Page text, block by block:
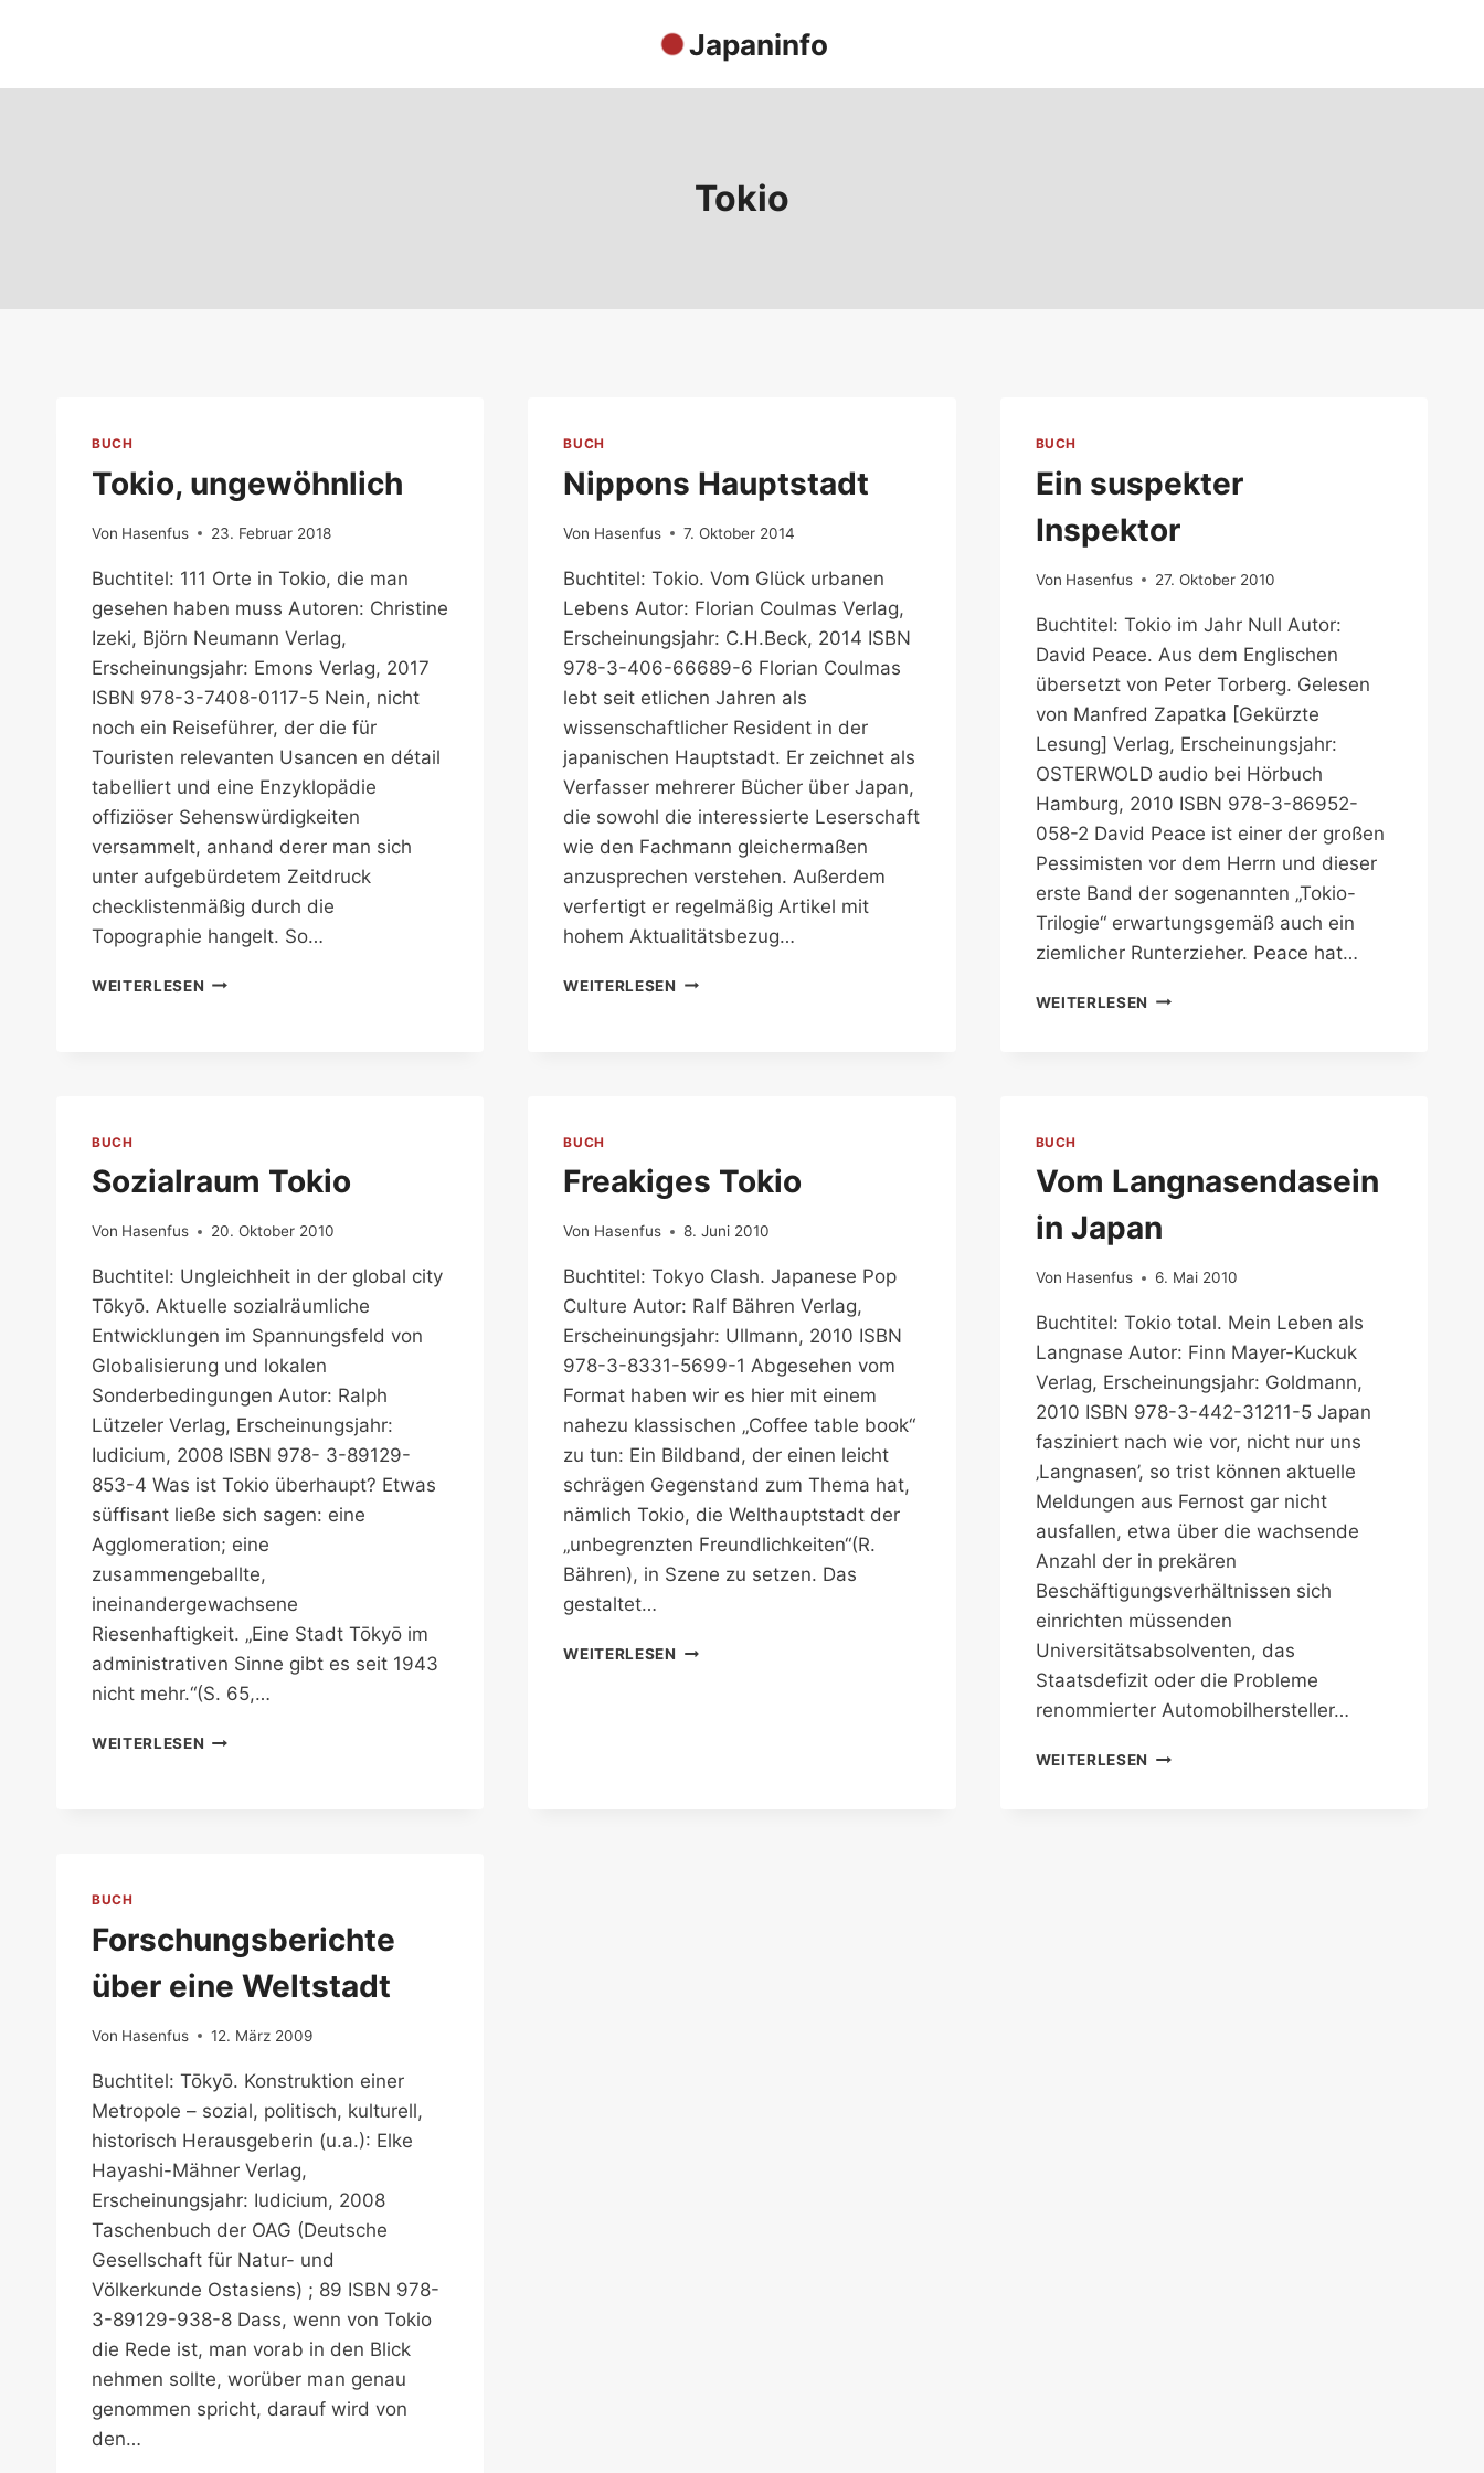
Japaninfo
Tokio
BUCH
Tokio, ungewöhnlich
Von Hasenfus 23. Februar 2018
Buchtitel: 111 Orte in Tokio, die man
gesehen haben muss Autoren: Christine
Izeki, Björn Neumann Verlag,
Erscheinungsjahr: Emons Verlag, 2017
ISBN 978-3-7408-0117-5 Nein, nicht
noch ein Reiseführer, der die für
Touristen relevanten Usancen en détail
tabelliert und eine Enzyklopädie
offiziöser Sehenswürdigkeiten
versammelt, anhand derer man sich
unter aufgebürdetem Zeitdruck
checklistenmäßig durch die
Topographie hangelt. So…
WEITERLESEN TOKIO,
BUCH
Nippons Hauptstadt
Von Hasenfus 7. Oktober 2014
Buchtitel: Tokio. Vom Glück urbanen
Lebens Autor: Florian Coulmas Verlag,
Erscheinungsjahr: C.H.Beck, 2014 ISBN
978-3-406-66689-6 Florian Coulmas
lebt seit etlichen Jahren als
wissenschaftlicher Resident in der
japanischen Hauptstadt. Er zeichnet als
Verfasser mehrerer Bücher über Japan,
die sowohl die interessierte Leserschaft
wie den Fachmann gleichermaßen
anzusprechen verstehen. Außerdem
verfertigt er regelmäßig Artikel mit
hohem Aktualitätsbezug…
WEITERLESEN NIPPONS
BUCH
Ein suspekter
Inspektor
Von Hasenfus 27. Oktober 2010
Buchtitel: Tokio im Jahr Null Autor:
David Peace. Aus dem Englischen
übersetzt von Peter Torberg. Gelesen
von Manfred Zapatka [Gekürzte
Lesung] Verlag, Erscheinungsjahr:
OSTERWOLD audio bei Hörbuch
Hamburg, 2010 ISBN 978-3-86952-
058-2 David Peace ist einer der großen
Pessimisten vor dem Herrn und dieser
erste Band der sogenannten „Tokio-
Trilogie“ erwartungsgemäß auch ein
ziemlicher Runterzieher. Peace hat…
WEITERLESEN EIN
BUCH
Sozialraum Tokio
Von Hasenfus 20. Oktober 2010
Buchtitel: Ungleichheit in der global city
Tōkyō. Aktuelle sozialräumliche
Entwicklungen im Spannungsfeld von
Globalisierung und lokalen
Sonderbedingungen Autor: Ralph
Lützeler Verlag, Erscheinungsjahr:
Iudicium, 2008 ISBN 978- 3-89129-
853-4 Was ist Tokio überhaupt? Etwas
süffisant ließe sich sagen: eine
Agglomeration; eine
zusammengeballte,
ineinandergewachsene
Riesenhaftigkeit. „Eine Stadt Tōkyō im
administrativen Sinne gibt es seit 1943
nicht mehr.“(S. 65,…
WEITERLESEN SOZIALRAUM
BUCH
Freakiges Tokio
Von Hasenfus 8. Juni 2010
Buchtitel: Tokyo Clash. Japanese Pop
Culture Autor: Ralf Bähren Verlag,
Erscheinungsjahr: Ullmann, 2010 ISBN
978-3-8331-5699-1 Abgesehen vom
Format haben wir es hier mit einem
nahezu klassischen „Coffee table book“
zu tun: Ein Bildband, der einen leicht
schrägen Gegenstand zum Thema hat,
nämlich Tokio, die Welthauptstadt der
„unbegrenzten Freundlichkeiten“(R.
Bähren), in Szene zu setzen. Das
gestaltet…
WEITERLESEN FREAKIGES
BUCH
Vom Langnasendasein
in Japan
Von Hasenfus 6. Mai 2010
Buchtitel: Tokio total. Mein Leben als
Langnase Autor: Finn Mayer-Kuckuk
Verlag, Erscheinungsjahr: Goldmann,
2010 ISBN 978-3-442-31211-5 Japan
fasziniert nach wie vor, nicht nur uns
‚Langnasen’, so trist können aktuelle
Meldungen aus Fernost gar nicht
ausfallen, etwa über die wachsende
Anzahl der in prekären
Beschäftigungsverhältnissen sich
einrichten müssenden
Universitätsabsolventen, das
Staatsdefizit oder die Probleme
renommierter Automobilhersteller…
WEITERLESEN VOM
BUCH
Forschungsberichte
über eine Weltstadt
Von Hasenfus 12. März 2009
Buchtitel: Tōkyō. Konstruktion einer
Metropole – sozial, politisch, kulturell,
historisch Herausgeberin (u.a.): Elke
Hayashi-Mähner Verlag,
Erscheinungsjahr: Iudicium, 2008
Taschenbuch der OAG (Deutsche
Gesellschaft für Natur- und
Völkerkunde Ostasiens) ; 89 ISBN 978-
3-89129-938-8 Dass, wenn von Tokio
die Rede ist, man vorab in den Blick
nehmen sollte, worüber man genau
genommen spricht, darauf wird von
den…